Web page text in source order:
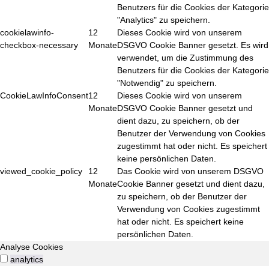
Benutzers für die Cookies der Kategorie
"Analytics" zu speichern.
cookielawinfo-
checkbox-necessary
12
Monate
Dieses Cookie wird von unserem
DSGVO Cookie Banner gesetzt. Es wird
verwendet, um die Zustimmung des
Benutzers für die Cookies der Kategorie
"Notwendig" zu speichern.
CookieLawInfoConsent12
Monate
Dieses Cookie wird von unserem
DSGVO Cookie Banner gesetzt und
dient dazu, zu speichern, ob der
Benutzer der Verwendung von Cookies
zugestimmt hat oder nicht. Es speichert
keine persönlichen Daten.
viewed_cookie_policy
12
Monate
Das Cookie wird von unserem DSGVO
Cookie Banner gesetzt und dient dazu,
zu speichern, ob der Benutzer der
Verwendung von Cookies zugestimmt
hat oder nicht. Es speichert keine
persönlichen Daten.
Analyse Cookies
analytics